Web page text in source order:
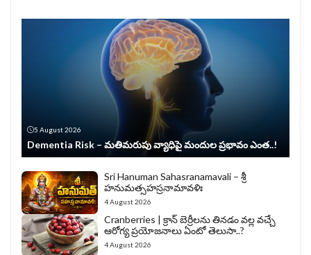
5 August 2026
Dementia Risk – మతిమరుపు వ్యాధిపై మందుల ప్రభావం ఎంత..!
Sri Hanuman Sahasranamavali – శ్రీ
హనుమత్సహస్రనామావళిః
4 August 2026
Cranberries | క్రాన్ బెర్రీల‌ను తిన‌డం వ‌ల్ల వచ్చే
ఆరోగ్య ప్రయోజనాలు ఏంటో తెలుసా..?
4 August 2026